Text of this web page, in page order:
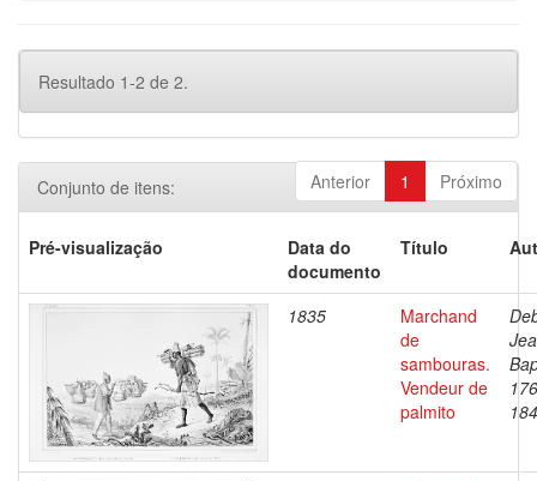
Resultado 1-2 de 2.
Anterior 1 Próximo
Conjunto de itens:
Pré-visualização
Data do
documento
Título
1835
Marchand
de
sambouras.
Vendeur de
palmito